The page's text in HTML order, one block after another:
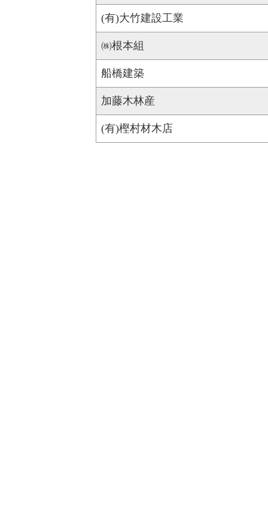
(有)大竹建設工業
㈱根本組
船橋建築
加藤木林産
(有)樫村材木店